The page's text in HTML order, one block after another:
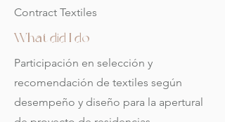
Contract Textiles
What did I do
Participación en selección y
recomendación de textiles según
desempeño y diseño para la apertural